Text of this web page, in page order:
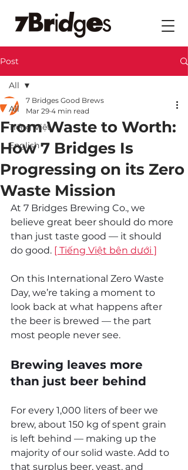
Post
All
Tiếng Việt
English
All
From Waste to Worth:
How 7 Bridges Is
Progressing on its Zero
Waste Mission
7 Bridges Good Brews
Mar 29 4 min read
At 7 Bridges Brewing Co., we
believe great beer should do more
than just taste good — it should
do good. [ Tiếng Việt bên dưới ]
On this International Zero Waste
Day, we’re taking a moment to
look back at what happens after
the beer is brewed — the part
most people never see.
Brewing leaves more
than just beer behind
For every 1,000 liters of beer we
brew, about 150 kg of spent grain
is left behind — making up the
majority of our solid waste. Add to
that surplus beer, yeast, and